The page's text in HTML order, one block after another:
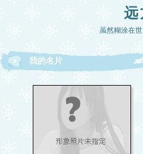
远
虽然糊涂在
我的名片